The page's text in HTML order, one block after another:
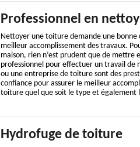
Professionnel en
Nettoyer une toiture demande une
meilleur accomplissement des travaux.
maison, rien n’est prudent que de mettre
professionnel pour effectuer un travail
ou une entreprise de toiture sont des
confiance pour assurer le meilleur
toiture quel que soit le type et également
Hydrofuge de toiture